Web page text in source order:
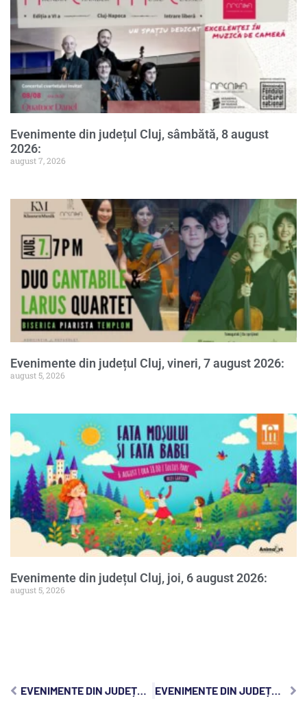
Evenimente din județul Cluj, sâmbătă, 8 august
2026:
august 7, 2026
Evenimente din județul Cluj, vineri, 7 august 2026:
august 5, 2026
Evenimente din județul Cluj, joi, 6 august 2026:
august 5, 2026
EVENIMENTE DIN JUDEȚUL CLUJ, DUMINICĂ, 5 IULIE 2026: EVENIMENTE DIN JUDEȚUL CLUJ, MARȚI, 7 IULIE 2026: